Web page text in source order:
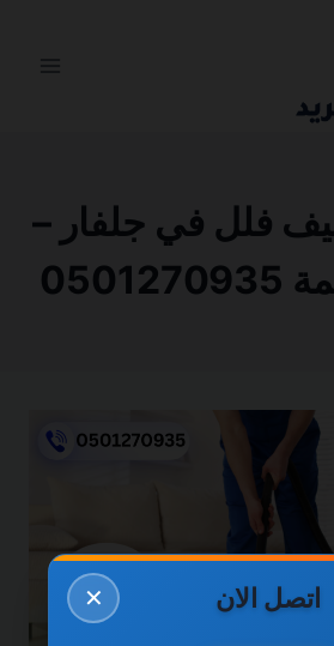
فلل في جلفار –
✕ اتصل الان